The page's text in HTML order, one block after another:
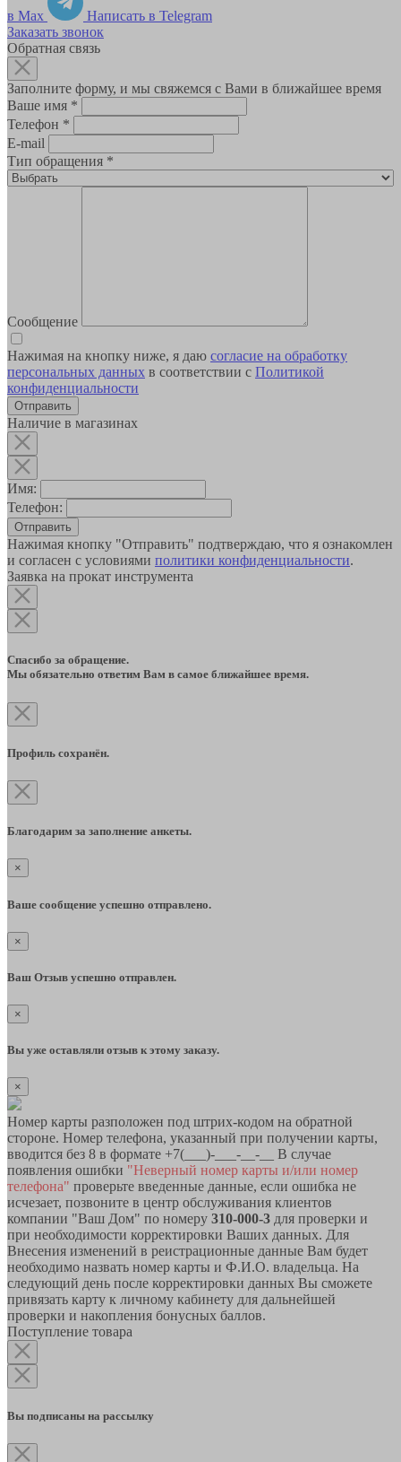
в Max
Написать в Telegram
Заказать звонок
Обратная связь
Заполните форму, и мы свяжемся с Вами в ближайшее время
Ваше имя *
Телефон *
E-mail
Тип обращения *
Сообщение
Нажимая на кнопку ниже, я даю согласие на обработку
персональных данных в соответствии с Политикой
конфиденциальности
Наличие в магазинах
Имя:
Телефон:
Отправить
Нажимая кнопку "Отправить" подтверждаю, что я ознакомлен
и согласен с условиями политики конфиденциальности.
Заявка на прокат инструмента
Спасибо за обращение.
Мы обязательно ответим Вам в самое ближайшее время.
Профиль сохранён.
Благодарим за заполнение анкеты.
×
Ваше сообщение успешно отправлено.
×
Ваш Отзыв успешно отправлен.
×
Вы уже оставляли отзыв к этому заказу.
×
Номер карты разположен под штрих-кодом на обратной
стороне. Номер телефона, указанный при получении карты,
вводится без 8 в формате +7(___)-___-__-__ В случае
появления ошибки "Неверный номер карты и/или номер
телефона" проверьте введенные данные, если ошибка не
исчезает, позвоните в центр обслуживания клиентов
компании "Ваш Дом" по номеру 310-000-3 для проверки и
при необходимости корректировки Ваших данных. Для
Внесения изменений в реистрационные данные Вам будет
необходимо назвать номер карты и Ф.И.О. владельца. На
следующий день после корректировки данных Вы сможете
привязать карту к личному кабинету для дальнейшей
проверки и накопления бонусных баллов.
Поступление товара
Вы подписаны на рассылку